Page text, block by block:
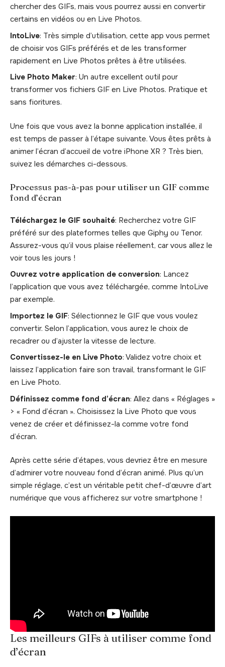
chercher des GIFs, mais vous pourrez aussi en convertir
certains en vidéos ou en Live Photos.
IntoLive: Très simple d’utilisation, cette app vous permet
de choisir vos GIFs préférés et de les transformer
rapidement en Live Photos prêtes à être utilisées.
Live Photo Maker: Un autre excellent outil pour
transformer vos fichiers GIF en Live Photos. Pratique et
sans fioritures.
Une fois que vous avez la bonne application installée, il
est temps de passer à l’étape suivante. Vous êtes prêts à
animer l’écran d’accueil de votre iPhone XR ? Très bien,
suivez les démarches ci-dessous.
Processus pas-à-pas pour utiliser un GIF comme
fond d’écran
Téléchargez le GIF souhaité: Recherchez votre GIF
préféré sur des plateformes telles que Giphy ou Tenor.
Assurez-vous qu’il vous plaise réellement, car vous allez le
voir tous les jours !
Ouvrez votre application de conversion: Lancez
l’application que vous avez téléchargée, comme IntoLive
par exemple.
Importez le GIF: Sélectionnez le GIF que vous voulez
convertir. Selon l’application, vous aurez le choix de
recadrer ou d’ajuster la vitesse de lecture.
Convertissez-le en Live Photo: Validez votre choix et
laissez l’application faire son travail, transformant le GIF
en Live Photo.
Définissez comme fond d’écran: Allez dans « Réglages »
> « Fond d’écran ». Choisissez la Live Photo que vous
venez de créer et définissez-la comme votre fond
d’écran.
Après cette série d’étapes, vous devriez être en mesure
d’admirer votre nouveau fond d’écran animé. Plus qu’un
simple réglage, c’est un véritable petit chef-d’œuvre d’art
numérique que vous afficherez sur votre smartphone !
Les meilleurs GIFs à utiliser comme fond
d’écran